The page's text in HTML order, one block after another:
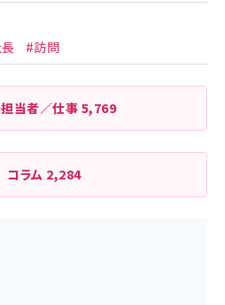
#訪問
当者／仕事5,769
コラム 2,284